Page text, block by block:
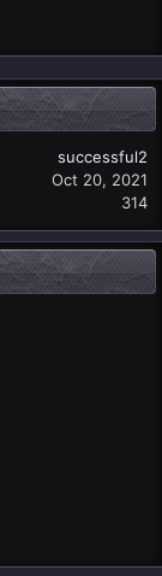
successful2
Oct 20, 2021
314